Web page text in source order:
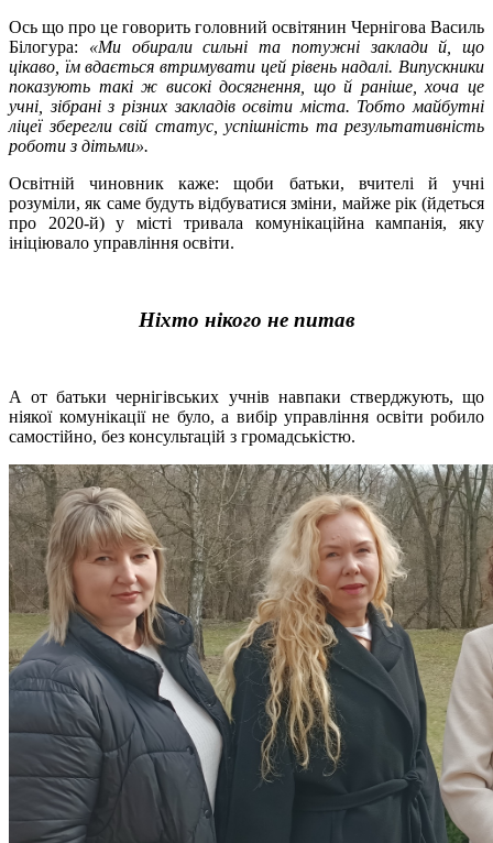
Ось що про це говорить головний освітянин Чернігова Василь
Білогура: «Ми обирали сильні та потужні заклади й, що
цікаво, їм вдається втримувати цей рівень надалі. Випускники
показують такі ж високі досягнення, що й раніше, хоча це
учні, зібрані з різних закладів освіти міста. Тобто майбутні
ліцеї зберегли свій статус, успішність та результативність
роботи з дітьми».
Освітній чиновник каже: щоби батьки, вчителі й учні
розуміли, як саме будуть відбуватися зміни, майже рік (йдеться
про 2020-й) у місті тривала комунікаційна кампанія, яку
ініціювало управління освіти.
Ніхто нікого не питав
А от батьки чернігівських учнів навпаки стверджують, що
ніякої комунікації не було, а вибір управління освіти робило
самостійно, без консультацій з громадськістю.